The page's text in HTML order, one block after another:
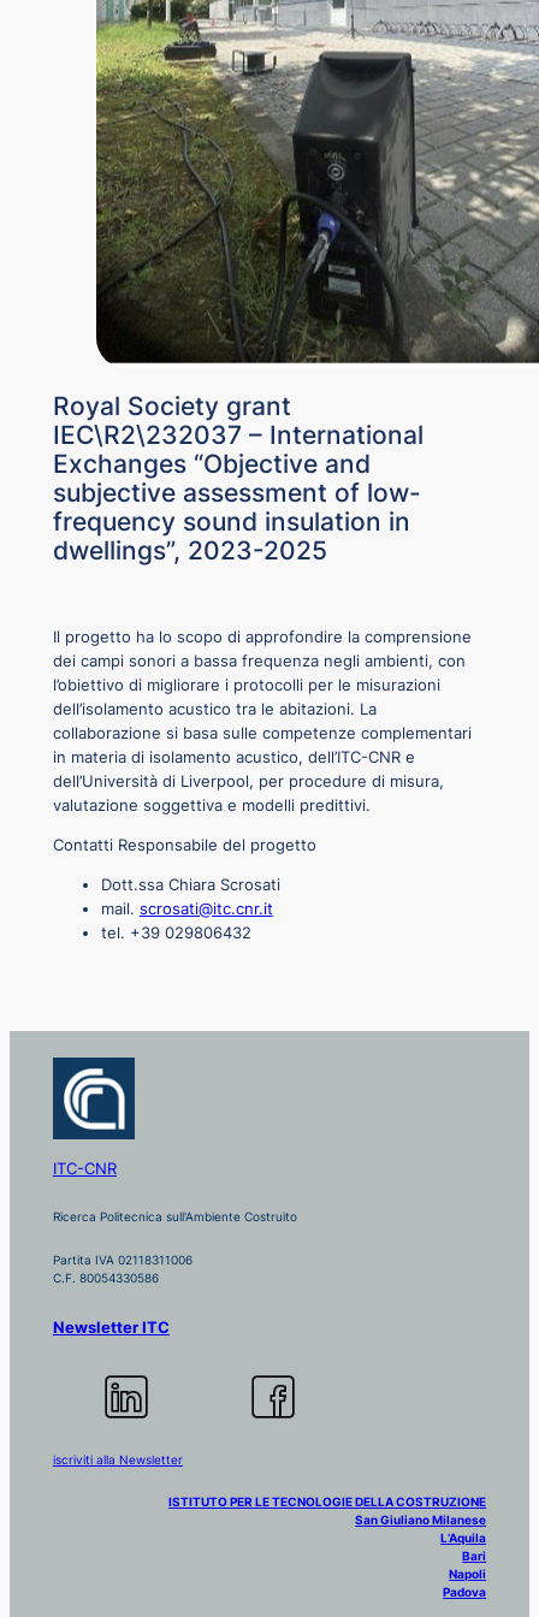
Royal Society grant
IEC\R2\232037 – International
Exchanges “Objective and
subjective assessment of low-
frequency sound insulation in
dwellings”, 2023-2025
Il progetto ha lo scopo di approfondire la comprensione
dei campi sonori a bassa frequenza negli ambienti, con
l’obiettivo di migliorare i protocolli per le misurazioni
dell’isolamento acustico tra le abitazioni. La
collaborazione si basa sulle competenze complementari
in materia di isolamento acustico, dell’ITC-CNR e
dell’Università di Liverpool, per procedure di misura,
valutazione soggettiva e modelli predittivi.
Contatti Responsabile del progetto
Dott.ssa Chiara Scrosati
mail. scrosati@itc.cnr.it
tel. +39 029806432
ITC-CNR
Ricerca Politecnica sull'Ambiente Costruito
Partita IVA 02118311006
C.F. 80054330586
Newsletter ITC
iscriviti alla Newsletter
ISTITUTO PER LE TECNOLOGIE DELLA COSTRUZIONE
San Giuliano Milanese
L’Aquila
Bari
Napoli
Padova